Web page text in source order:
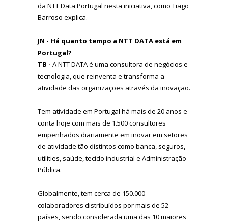
da NTT Data Portugal nesta iniciativa, como Tiago
Barroso explica.
JN - Há quanto tempo a NTT DATA está em
Portugal?
TB - A NTT DATA é uma consultora de negócios e
tecnologia, que reinventa e transforma a
atividade das organizações através da inovação.
Tem atividade em Portugal há mais de 20 anos e
conta hoje com mais de 1.500 consultores
empenhados diariamente em inovar em setores
de atividade tão distintos como banca, seguros,
utilities, saúde, tecido industrial e Administração
Pública.
Globalmente, tem cerca de 150.000
colaboradores distribuídos por mais de 52
países, sendo considerada uma das 10 maiores